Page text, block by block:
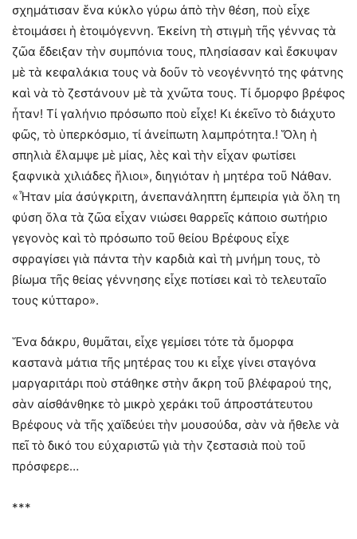
σχημάτισαν ἕνα κύκλο γύρω ἀπὸ τὴν θέση, ποὺ εἶχε
ἑτοιμάσει ἡ ἑτοιμόγεννη. Ἐκείνη τὴ στιγμὴ τῆς γέννας τὰ
ζῶα ἔδειξαν τὴν συμπόνια τους, πλησίασαν καὶ ἔσκυψαν
μὲ τὰ κεφαλάκια τους νὰ δοῦν τὸ νεογέννητό της φάτνης
καὶ νὰ τὸ ζεστάνουν μὲ τὰ χνῶτα τους. Τί ὄμορφο βρέφος
ἦταν! Τί γαλήνιο πρόσωπο ποὺ εἶχε! Κι ἐκεῖνο τὸ διάχυτο
φῶς, τὸ ὑπερκόσμιο, τί ἀνείπωτη λαμπρότητα.! Ὅλη ἡ
σπηλιὰ ἔλαμψε μὲ μίας, λὲς καὶ τὴν εἶχαν φωτίσει
ξαφνικὰ χιλιάδες ἥλιοι», διηγιόταν ἡ μητέρα τοῦ Νάθαν.
«Ἦταν μία ἀσύγκριτη, ἀνεπανάληπτη ἐμπειρία γιὰ ὅλη τη
φύση ὅλα τὰ ζῶα εἶχαν νιώσει θαρρεῖς κάποιο σωτήριο
γεγονὸς καὶ τὸ πρόσωπο τοῦ θείου Βρέφους εἶχε
σφραγίσει γιὰ πάντα τὴν καρδιὰ καὶ τὴ μνήμη τους, τὸ
βίωμα τῆς θείας γέννησης εἶχε ποτίσει καὶ τὸ τελευταῖο
τους κύτταρο».
Ἕνα δάκρυ, θυμᾶται, εἶχε γεμίσει τότε τὰ ὄμορφα
καστανὰ μάτια τῆς μητέρας του κι εἶχε γίνει σταγόνα
μαργαριτάρι ποὺ στάθηκε στὴν ἄκρη τοῦ βλέφαρού της,
σὰν αἰσθάνθηκε τὸ μικρὸ χεράκι τοῦ ἀπροστάτευτου
Βρέφους νὰ τῆς χαϊδεύει τὴν μουσούδα, σὰν νὰ ἤθελε νὰ
πεῖ τὸ δικό του εὐχαριστῶ γιὰ τὴν ζεστασιὰ ποὺ τοῦ
πρόσφερε…
***